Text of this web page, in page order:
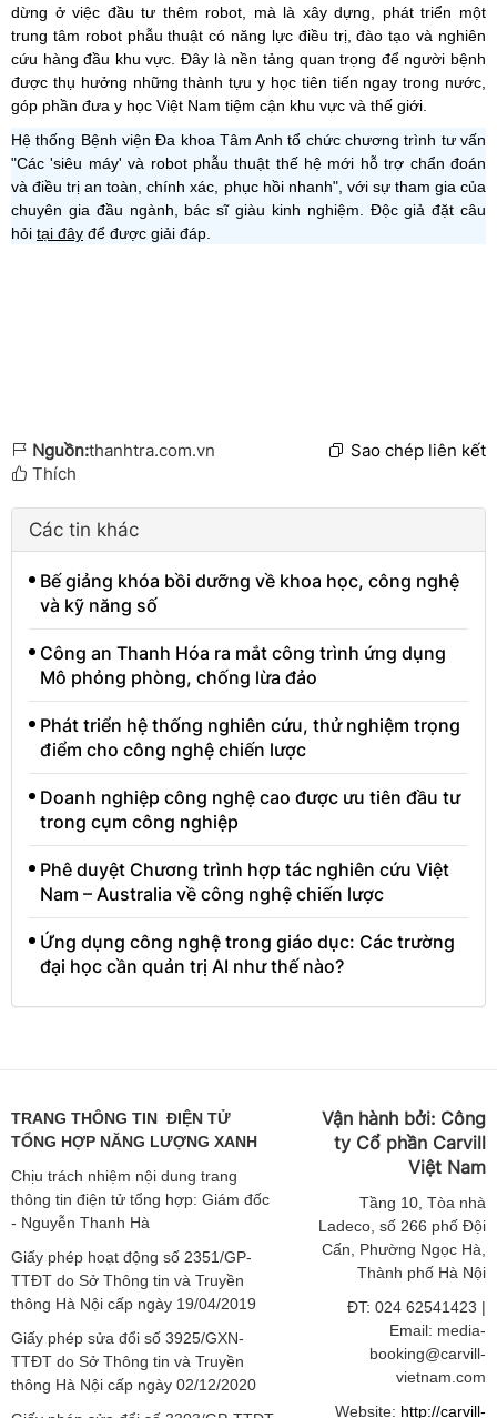
dừng ở việc đầu tư thêm robot, mà là xây dựng, phát triển một
trung tâm robot phẫu thuật có năng lực điều trị, đào tạo và nghiên
cứu hàng đầu khu vực. Đây là nền tảng quan trọng để người bệnh
được thụ hưởng những thành tựu y học tiên tiến ngay trong nước,
góp phần đưa y học Việt Nam tiệm cận khu vực và thế giới.
Hệ thống Bệnh viện Đa khoa Tâm Anh tổ chức chương trình tư vấn
"Các 'siêu máy' và robot phẫu thuật thế hệ mới hỗ trợ chẩn đoán
và điều trị an toàn, chính xác, phục hồi nhanh", với sự tham gia của
chuyên gia đầu ngành, bác sĩ giàu kinh nghiệm. Độc giả đặt câu
hỏi tại đây để được giải đáp.
Nguồn:thanhtra.com.vn
Sao chép liên kết
Thích
Các tin khác
Bế giảng khóa bồi dưỡng về khoa học, công nghệ
và kỹ năng số
Công an Thanh Hóa ra mắt công trình ứng dụng
Mô phỏng phòng, chống lừa đảo
Phát triển hệ thống nghiên cứu, thử nghiệm trọng
điểm cho công nghệ chiến lược
Doanh nghiệp công nghệ cao được ưu tiên đầu tư
trong cụm công nghiệp
Phê duyệt Chương trình hợp tác nghiên cứu Việt
Nam – Australia về công nghệ chiến lược
Ứng dụng công nghệ trong giáo dục: Các trường
đại học cần quản trị AI như thế nào?
TRANG THÔNG TIN ĐIỆN TỬ
TỔNG HỢP NĂNG LƯỢNG XANH
Chịu trách nhiệm nội dung trang
thông tin điện tử tổng hợp: Giám đốc
- Nguyễn Thanh Hà
Giấy phép hoạt động số 2351/GP-
TTĐT do Sở Thông tin và Truyền
thông Hà Nội cấp ngày 19/04/2019
Giấy phép sửa đổi số 3925/GXN-
TTĐT do Sở Thông tin và Truyền
thông Hà Nội cấp ngày 02/12/2020
Vận hành bởi: Công
ty Cổ phần Carvill
Việt Nam
Tầng 10, Tòa nhà
Ladeco, số 266 phố Đội
Cấn, Phường Ngọc Hà,
Thành phố Hà Nội
ĐT: 024 62541423 |
Email: media-
booking@carvill-
vietnam.com
Website: http://carvill-